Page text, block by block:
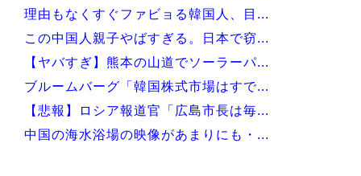
理由もなくすぐファビョる韓国人、目...
この中国人親子やばすぎる。日本で窃...
【ヤバすぎ】熊本の山道でソーラーパ...
ブルームバーグ「韓国株式市場はすで...
【悲報】ロシア報道官「広島市長は毎...
中国の海水浴場の映像があまりにも・...